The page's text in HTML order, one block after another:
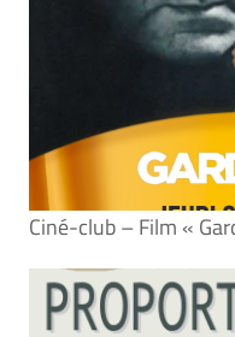
Ciné-club – Film «